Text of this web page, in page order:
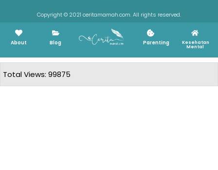
Copyright © 2021 ceritamamah.com. All rights reserved.
About Blog Parenting Kesehatan
Mental
Total Views: 99875